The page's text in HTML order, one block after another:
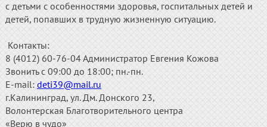
с детьми с особенностями здоровья, госпитальных детей и
детей, попавших в трудную жизненную ситуацию.
Контакты:
8 (4012) 60-76-04 Администратор Евгения Кожова
Звонить с 09:00 до 18:00; пн.-пн.
E-mail: deti39@mail.ru
г.Калининград, ул. Дм. Донского 23,
Волонтерская Благотворительного центра
«Верю в чудо»